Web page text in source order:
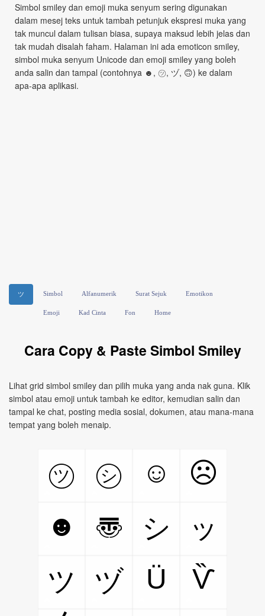
Simbol smiley dan emoji muka senyum sering digunakan
dalam mesej teks untuk tambah petunjuk ekspresi muka yang
tak muncul dalam tulisan biasa, supaya maksud lebih jelas dan
tak mudah disalah faham. Halaman ini ada emoticon smiley,
simbol muka senyum Unicode dan emoji smiley yang boleh
anda salin dan tampal (contohnya ☻, ㋡, ヅ, 🙃) ke dalam
apa-apa aplikasi.
ツ Simbol Alfanumerik Surat Sejuk Emotikon
Emoji Kad Cinta Fon Home
Cara Copy & Paste Simbol Smiley
Lihat grid simbol smiley dan pilih muka yang anda nak guna. Klik
simbol atau emoji untuk tambah ke editor, kemudian salin dan
tampal ke chat, posting media sosial, dokumen, atau mana-mana
tempat yang boleh menaip.
㋡ ㋛ ☺
☹
☻
〠 シ
ッ
ツ
ヅ Ü
Ѷ